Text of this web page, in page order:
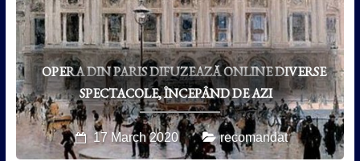
OPERA DIN PARIS DIFUZEAZĂ ONLINE DIVERSE
SPECTACOLE, ÎNCEPÂND DE AZI
17 March 2020 recomandat